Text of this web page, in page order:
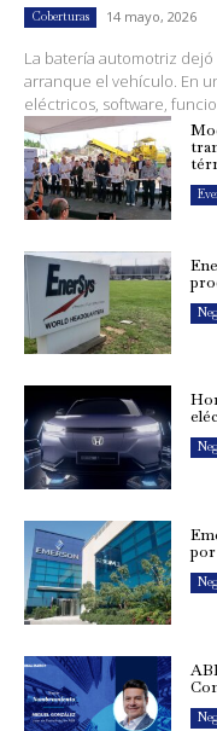
Coberturas 14 mayo, 2026
La batería automotriz
arranque el vehículo. En
eléctricos, software,